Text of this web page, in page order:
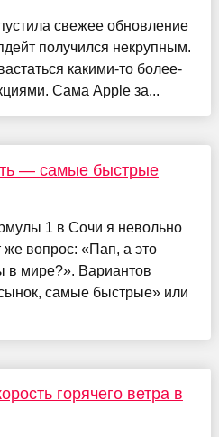
свежее обновление
получился некрупным.
какими-то более-
Сама Apple за...
— самые быстрые
1 в Сочи я невольно
вопрос: «Пап, а это
мире?». Вариантов
самые быстрые» или
горячего ветра в